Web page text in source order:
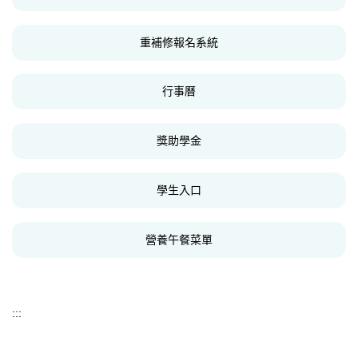
重補修報名系統
行事曆
獎助學金
學生入口
營養午餐菜單
:::